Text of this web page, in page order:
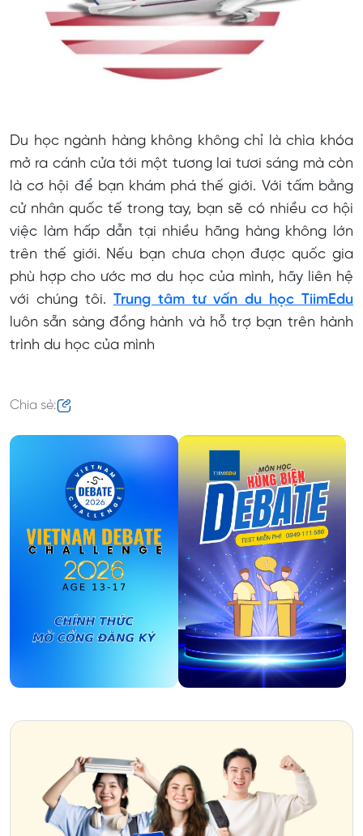
Du học ngành hàng không không chỉ là chìa khóa
mở ra cánh cửa tới một tương lai tươi sáng mà còn
là cơ hội để bạn khám phá thế giới. Với tấm bằng
cử nhân quốc tế trong tay, bạn sẽ có nhiều cơ hội
việc làm hấp dẫn tại nhiều hãng hàng không lớn
trên thế giới. Nếu bạn chưa chọn được quốc gia
phù hợp cho ước mơ du học của mình, hãy liên hệ
với chúng tôi.
Trung tâm tư vấn du học TiimEdu
luôn sẵn sàng đồng hành và hỗ trợ bạn trên hành
trình du học của mình
Chia sẻ: